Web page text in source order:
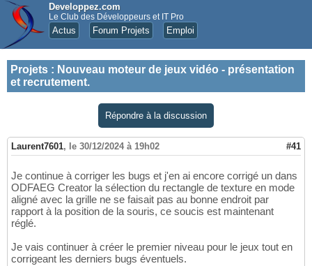
Developpez.com
Le Club des Développeurs et IT Pro
Actus Forum Projets Emploi
Projets : Nouveau moteur de jeux vidéo - présentation
et recrutement.
Répondre à la discussion
Laurent7601, le 30/12/2024 à 19h02 #41
Je continue à corriger les bugs et j'en ai encore corrigé un dans
ODFAEG Creator la sélection du rectangle de texture en mode
aligné avec la grille ne se faisait pas au bonne endroit par
rapport à la position de la souris, ce soucis est maintenant
réglé.
Je vais continuer à créer le premier niveau pour le jeux tout en
corrigeant les derniers bugs éventuels.